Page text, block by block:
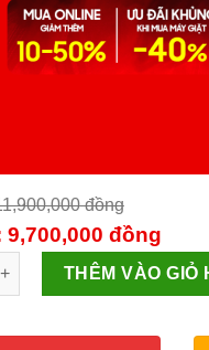
đồng
9,700,000 đồng
12000 BTU CU/
THÊM VÀO GIỎ